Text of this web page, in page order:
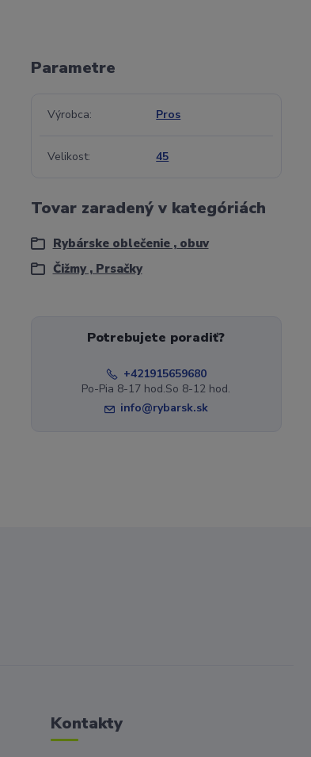
Parametre
Výrobca Pros
Velikost 45
Tovar zaradený v kategóriách
Rybárske oblečenie , obuv
Čižmy , Prsačky
Potrebujete poradiť?
+421915659680
Po-Pia 8-17 hod.So 8-12 hod.
info@rybarsk.sk
Kontakty